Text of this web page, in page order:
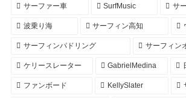
サーファー車 SurfMusic サ
波乗り海 サーフィン高知
サーフィンパドリング サーフィン
ケリースレーター GabrielMedina
ファンボード KellySlater